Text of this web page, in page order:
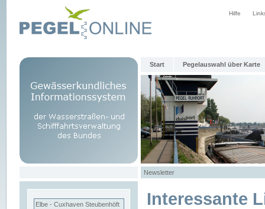
Hilfe
Start Pegelauswahl über Karte
Newsletter
Elbe - Cuxhaven Steubenhöft Interessante